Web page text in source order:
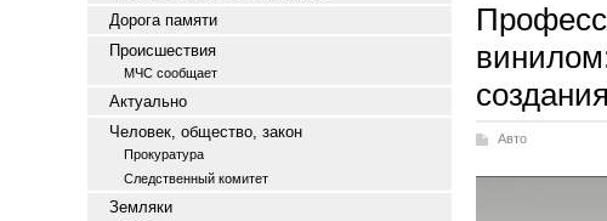
Дорога памяти
Происшествия
МЧС сообщает
Актуально
Человек, общество, закон
Прокуратура
Следственный комитет
Земляки
Авто